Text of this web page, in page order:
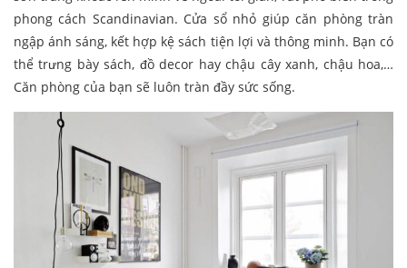
phong cách Scandinavian. Cửa sổ nhỏ giúp căn phòng tràn
ngập ánh sáng, kết hợp kệ sách tiện lợi và thông minh. Bạn có
thể trưng bày sách, đồ decor hay chậu cây xanh, chậu hoa,…
Căn phòng của bạn sẽ luôn tràn đầy sức sống.